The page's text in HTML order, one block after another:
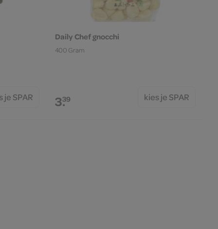
je SPAR
Daily Chef gnocchi
400 Gram
3.39 kies je SPAR